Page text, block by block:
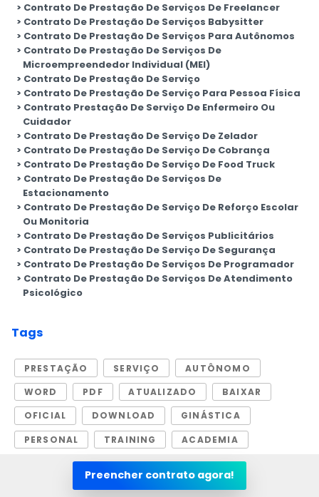
Contrato De Prestação De Serviços De Freelancer
Contrato De Prestação De Serviços Babysitter
Contrato De Prestação De Serviços Para Autônomos
Contrato De Prestação De Serviços De
Microempreendedor Individual (MEI)
Contrato De Prestação De Serviço
Contrato De Prestação De Serviço Para Pessoa Física
Contrato Prestação De Serviço De Enfermeiro Ou
Cuidador
Contrato De Prestação De Serviço De Zelador
Contrato De Prestação De Serviço De Cobrança
Contrato De Prestação De Serviço De Food Truck
Contrato De Prestação De Serviços De
Estacionamento
Contrato De Prestação De Serviço De Reforço Escolar
Ou Monitoria
Contrato De Prestação De Serviços Publicitários
Contrato De Prestação De Serviço De Segurança
Contrato De Prestação De Serviços De Programador
Contrato De Prestação De Serviços De Atendimento
Psicológico
Tags
PRESTAÇÃO SERVIÇO
AUTÔNOMO
WORD
PDF ATUALIZADO
BAIXAR
OFICIAL
DOWNLOAD
GINÁSTICA
PERSONAL
TRAINING
ACADEMIA
PROFESSOR
Preencher contrato agora!